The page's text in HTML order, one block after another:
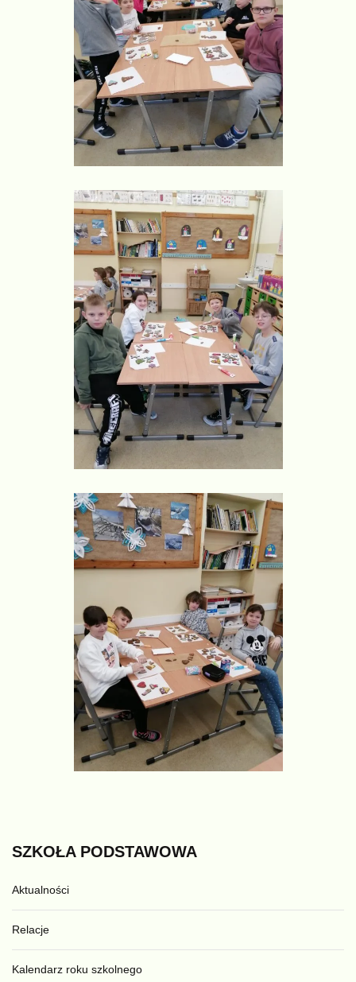
SZKOŁA PODSTAWOWA
Aktualności
Relacje
Kalendarz roku szkolnego